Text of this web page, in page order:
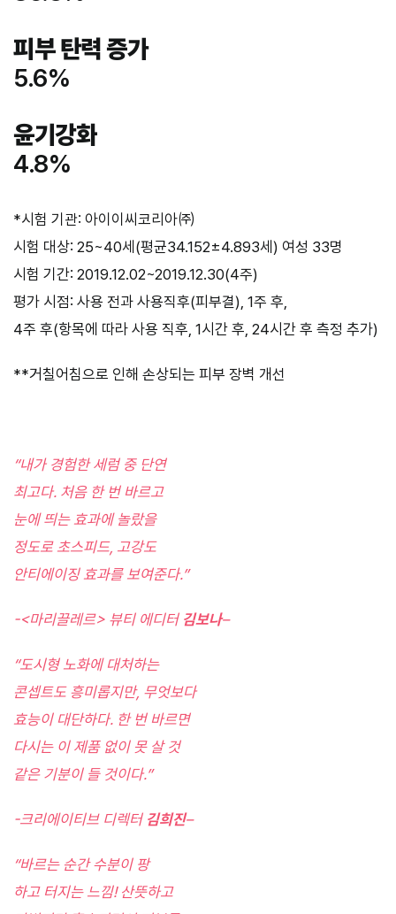
피부 탄력 증가
5.6%
윤기강화
4.8%
*시험 기관: 아이이씨코리아㈜
시험 대상: 25~40세(평균34.152±4.893세) 여성 33명
시험 기간: 2019.12.02~2019.12.30(4주)
평가 시점: 사용 전과 사용직후(피부결), 1주 후,
4주 후(항목에 따라 사용 직후, 1시간 후, 24시간 후 측정 추가)
**거칠어침으로 인해 손상되는 피부 장벽 개선
“내가 경험한 세럼 중 단연
최고다. 처음 한 번 바르고
눈에 띄는 효과에 놀랐을
정도로 초스피드, 고강도
안티에이징 효과를 보여준다.”
-<마리끌레르> 뷰티 에디터 김보나–
“도시형 노화에 대처하는
콘셉트도 흥미롭지만, 무엇보다
효능이 대단하다. 한 번 바르면
다시는 이 제품 없이 못 살 것
같은 기분이 들 것이다.”
-크리에이티브 디렉터 김희진–
“바르는 순간 수분이 팡
하고 터지는 느낌! 산뜻하고